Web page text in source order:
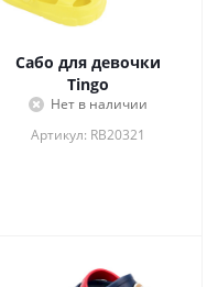
Сабо для девочки
Tingo
Нет в наличии
Артикул: RB20321